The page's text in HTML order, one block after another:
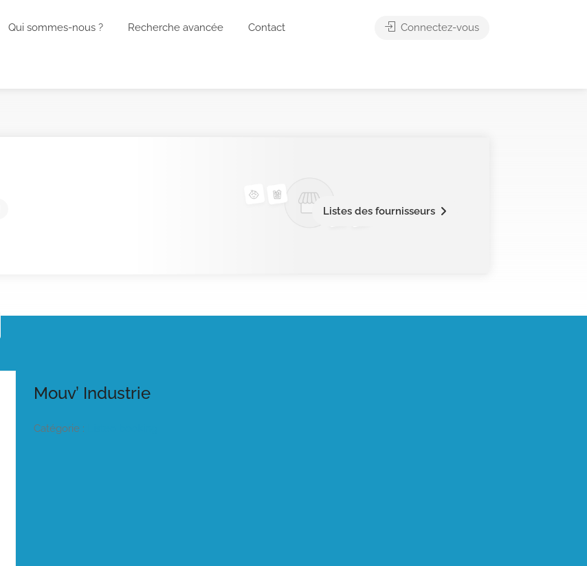
Qui sommes-nous ? Recherche avancée Contact Connectez-vous
Listes des fournisseurs
Mouv’ Industrie
Catégorie :